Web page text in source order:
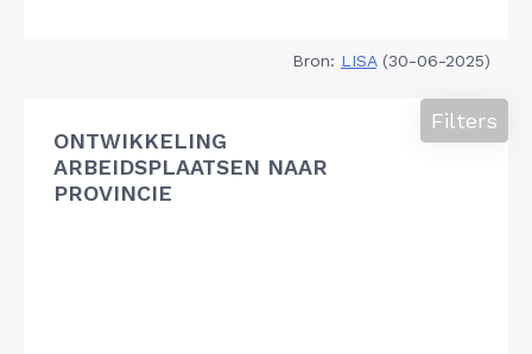
Bron: LISA(30-06-2025)
ONTWIKKELING
ARBEIDSPLAATSEN NAAR
PROVINCIE
Filters